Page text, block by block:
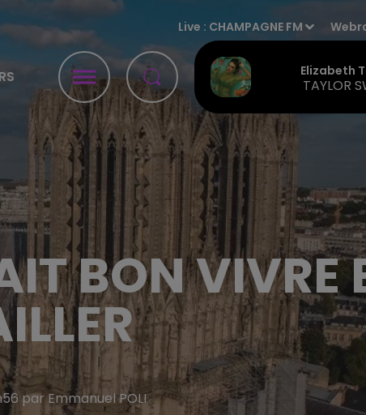
Live : CHAMPAGNE FM
Elizabeth
TAYLOR
BON VIVRE
par Emmanuel POLI